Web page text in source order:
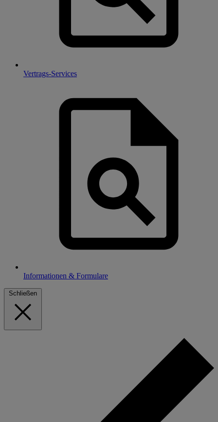
Vertrags-Services
Informationen & Formulare
Schließen